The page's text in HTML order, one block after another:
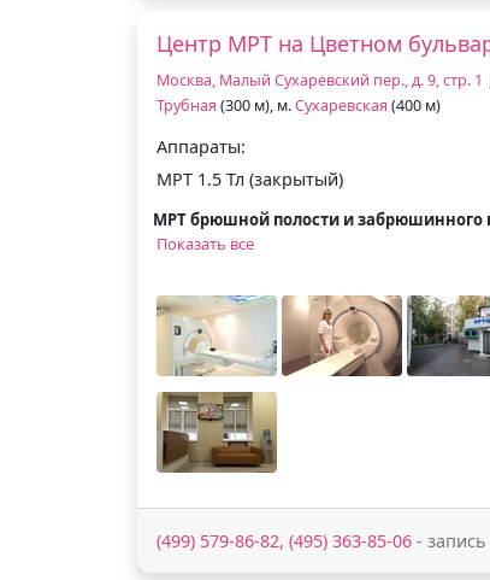
Центр МРТ на Цветном
Москва, Малый Сухаревский пер., д. 9, стр. 1
Трубная (300 м), м.Сухаревская (400 м)
Аппараты:
МРТ 1.5 Тл (закрытый)
МРТ брюшной полости и забрюшинного
Показать все
(499) 579-86-82, (495) 363-85-06 -